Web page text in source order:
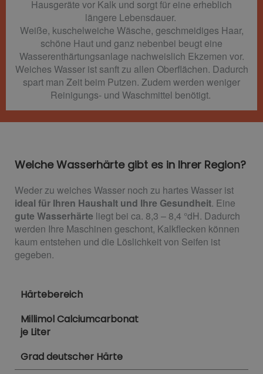
Hausgeräte vor Kalk und sorgt für eine erheblich
längere Lebensdauer.
Weiße, kuschelweiche Wäsche, geschmeidiges Haar,
schöne Haut und ganz nebenbei beugt eine
Wasserenthärtungsanlage nachweislich Ekzemen vor.
Weiches Wasser ist sanft zu allen Oberflächen. Dadurch
spart man Zeit beim Putzen. Zudem werden weniger
Reinigungs- und Waschmittel benötigt.
Welche Wasserhärte gibt es in Ihrer Region?
Weder zu weiches Wasser noch zu hartes Wasser ist
ideal für Ihren Haushalt und Ihre Gesundheit. Eine
gute Wasserhärte liegt bei ca. 8,3 – 8,4 °dH. Dadurch
werden Ihre Maschinen geschont, Kalkflecken können
kaum entstehen und die Löslichkeit von Seifen ist
gegeben.
Härtebereich
Millimol Calciumcarbonat
je Liter
Grad deutscher Härte